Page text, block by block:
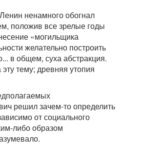
ненамного обогнал
положив все зрелые годы
«могильщика
желательно построить
в общем, суха абстракция.
тему; древняя утопия
решил зачем-то определить
от социального
либо образом